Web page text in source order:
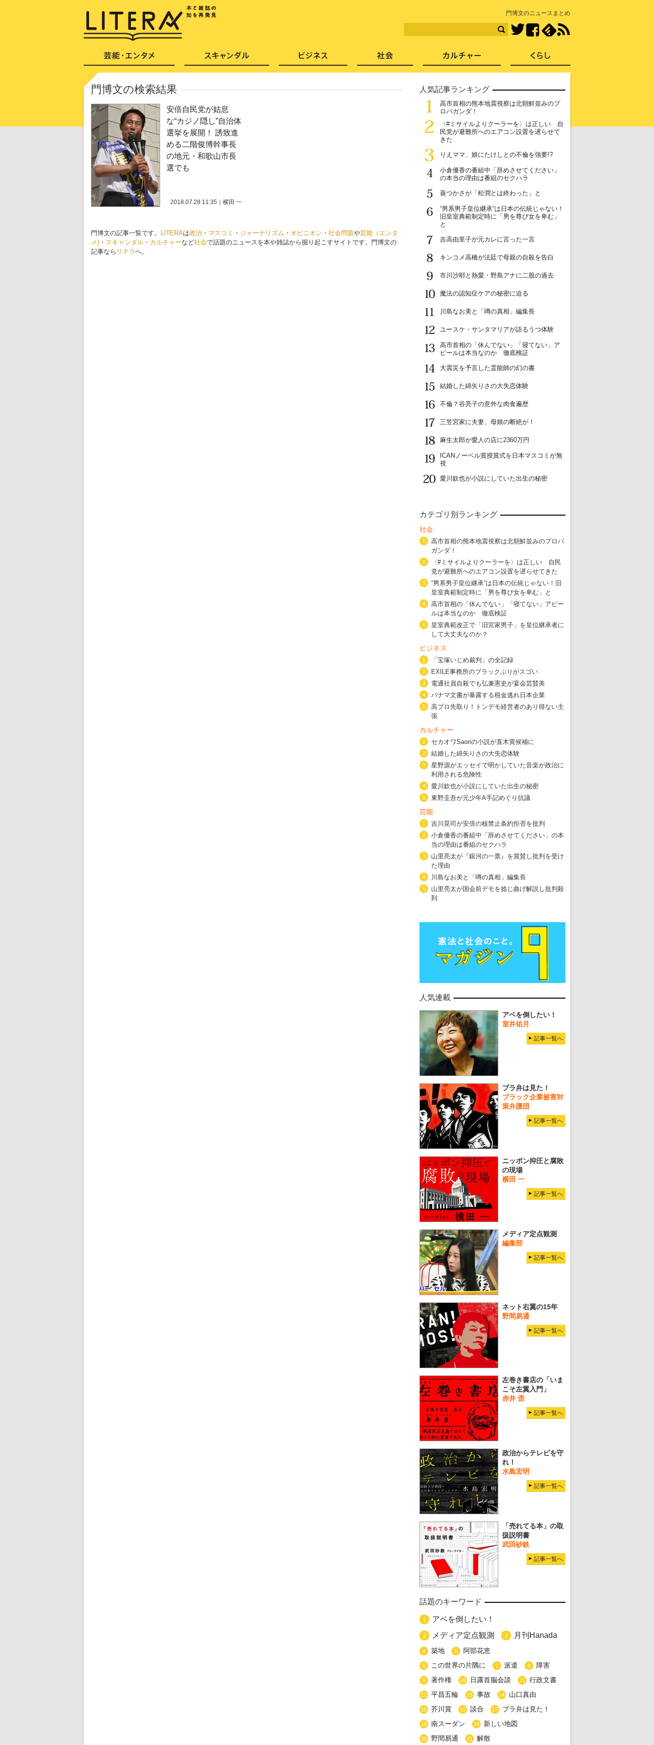
門博文のニュースまとめ
TwitterFacebook
門博文の検索結果
安倍自民党が姑息
な“カジノ隠し”自治体
選挙を展開！ 誘致進
める二階俊博幹事長
の地元・和歌山市長
選でも
2018.07.28 11:35 横田 一
門博文の記事一覧です。 LITERAは政治 ・ マスコミ ・ ジャーナリズム ・ オピニオン ・ 社会問題や芸能（エンタ
メ) ・ スキャンダル ・ カルチャーなど社会で話題のニュースを本や雑誌から掘り起こすサイトです。門博文の
記事なら リテラへ。
人気記事ランキング
1
高市首相の熊本地震視察は北朝鮮並みのプ
ロパガンダ！
2
〈#ミサイルよりクーラーを〉は正しい 自
民党が避難所へのエアコン設置を遅らせて
きた
3
りえママ、娘にたけしとの不倫を強要!?
4
小倉優香の番組中「辞めさせてください」
の本当の理由は番組のセクハラ
5
葵つかさが「松潤とは終わった」と
6
“男系男子皇位継承”は日本の伝統じゃない！
旧皇室典範制定時に「男を尊び女を卑む」
と
7
吉高由里子が元カレに言った一言
8
キンコメ高橋が法廷で母親の自殺を告白
9
市川沙耶と熱愛・野島アナに二股の過去
10
魔法の認知症ケアの秘密に迫る
11
川島なお美と「噂の真相」編集長
12
ユースケ・サンタマリアが語るうつ体験
13
高市首相の「休んでない」「寝てない」ア
ピールは本当なのか 徹底検証
14
大震災を予言した霊能師の幻の書
15
結婚した綿矢りさの大失恋体験
16
不倫？谷亮子の意外な肉食遍歴
17
三笠宮家に夫妻、母娘の断絶が！
18
麻生太郎が愛人の店に2360万円
19
ICANノーベル賞授賞式を日本マスコミが無
視
20
愛川欽也が小説にしていた出生の秘密
カテゴリ別ランキング
社会
1
高市首相の熊本地震視察は北朝鮮並みのプロパ
ガンダ！
2
〈#ミサイルよりクーラーを〉は正しい 自民
党が避難所へのエアコン設置を遅らせてきた
3
“男系男子皇位継承”は日本の伝統じゃない！旧
皇室典範制定時に「男を尊び女を卑む」と
4
高市首相の「休んでない」「寝てない」アピー
ルは本当なのか 徹底検証
5
皇室典範改正で「旧宮家男子」を皇位継承者に
して大丈夫なのか？
ビジネス
1 「宝塚いじめ裁判」の全記録
2 EXILE事務所のブラックぶりがスゴい
3 電通社員自殺でも弘兼憲史が宴会芸賛美
4 パナマ文書が暴露する税金逃れ日本企業
5
高プロ先取り！トンデモ経営者のあり得ない主
張
カルチャー
1 セカオワSaoriの小説が直木賞候補に
2 結婚した綿矢りさの大失恋体験
3
星野源がエッセイで明かしていた音楽が政治に
利用される危険性
4 愛川欽也が小説にしていた出生の秘密
5 東野圭吾が元少年A手記めぐり抗議
芸能
1 吉川晃司が安倍の核禁止条約拒否を批判
2
小倉優香の番組中「辞めさせてください」の本
当の理由は番組のセクハラ
3
山里亮太が『銀河の一票』を賞賛し批判を受け
た理由
4 川島なお美と「噂の真相」編集長
5
山里亮太が国会前デモを捻じ曲げ解説し批判殺
到
人気連載
アベを倒したい！
室井佑月
記事一覧へ
ブラ弁は見た！
ブラック企業被害対
策弁護団
記事一覧へ
ニッポン抑圧と腐敗
の現場
横田 一
記事一覧へ
メディア定点観測
編集部
記事一覧へ
ネット右翼の15年
野間易通
記事一覧へ
左巻き書店の「いま
こそ左翼入門」
赤井 歪
記事一覧へ
政治からテレビを守
れ！
水島宏明
記事一覧へ
「売れてる本」の取
扱説明書
武田砂鉄
記事一覧へ
話題のキーワード
1 アベを倒したい！
2 メディア定点観測 3 月刊Hanada
4 築地 5 阿部花恵
6 この世界の片隅に 7 派遣 8 障害
9 著作権 10 日露首脳会談 11 行政文書
12 平昌五輪 13 事故 14 山口真由
15 芥川賞 16 談合 17 ブラ弁は見た！
18 南スーダン 19 新しい地図
20 野間易通 21 解散
芸能・エンタメ スキャンダル 社会